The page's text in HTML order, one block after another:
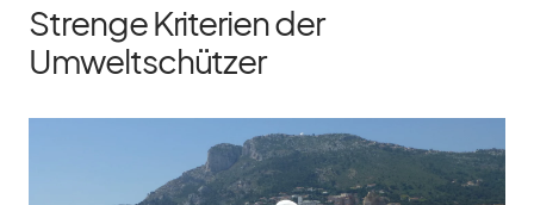
Strenge Kriterien der
Umweltschützer